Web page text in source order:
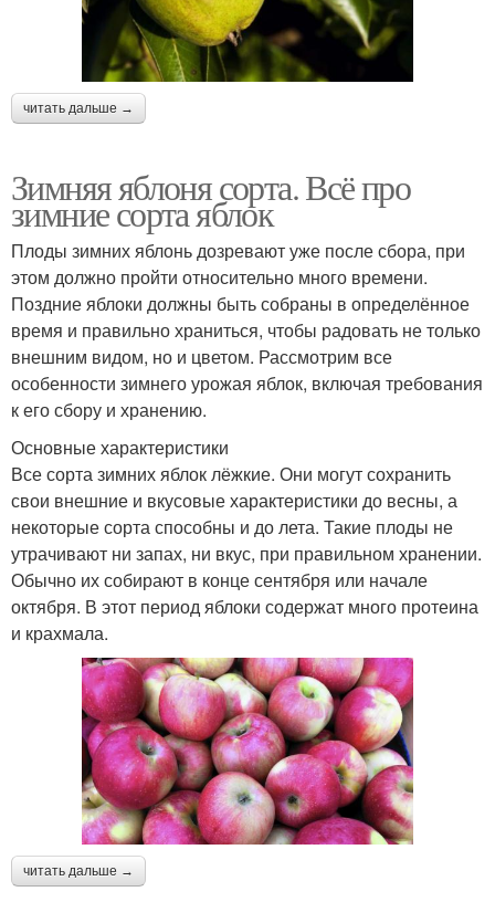
читать дальше →
Зимняя яблоня сорта. Всё про
зимние сорта яблок
Плоды зимних яблонь дозревают уже после сбора, при
этом должно пройти относительно много времени.
Поздние яблоки должны быть собраны в определённое
время и правильно храниться, чтобы радовать не только
внешним видом, но и цветом. Рассмотрим все
особенности зимнего урожая яблок, включая требования
к его сбору и хранению.
Основные характеристики
Все сорта зимних яблок лёжкие. Они могут сохранить
свои внешние и вкусовые характеристики до весны, а
некоторые сорта способны и до лета. Такие плоды не
утрачивают ни запах, ни вкус, при правильном хранении.
Обычно их собирают в конце сентября или начале
октября. В этот период яблоки содержат много протеина
и крахмала.
читать дальше →